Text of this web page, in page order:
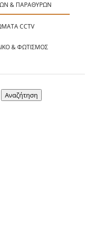
& ΠΑΡΑΘΎΡΩΝ
CCTV
& ΦΩΤΙΣΜΌΣ
Αναζήτηση